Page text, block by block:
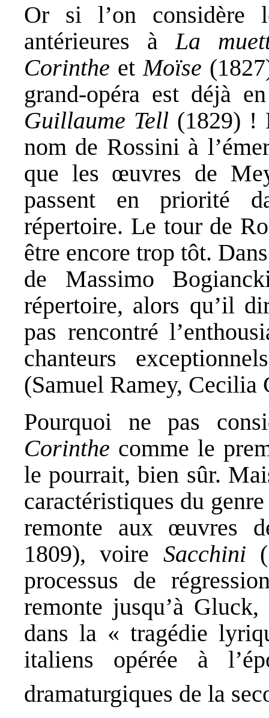
Or si l’on considère
antérieures àLa
Corinthe et Moïse
grand-opéra est déjà
Guillaume Tell (1829) !
nom de Rossini à
que les œuvres de
passent en priorité
répertoire. Le tour de
être encore trop tôt.
de Massimo
répertoire, alors qu’il
pas rencontré
chanteurs
(Samuel Ramey, Cecilia
Pourquoi ne pas
Corinthe comme le
le pourrait, bien sûr.
caractéristiques du
remonte aux œuvres
1809), voire Sacchini (
processus de
remonte jusqu’à
dans la « tragédie
italiens opérée à
dramaturgiques de la